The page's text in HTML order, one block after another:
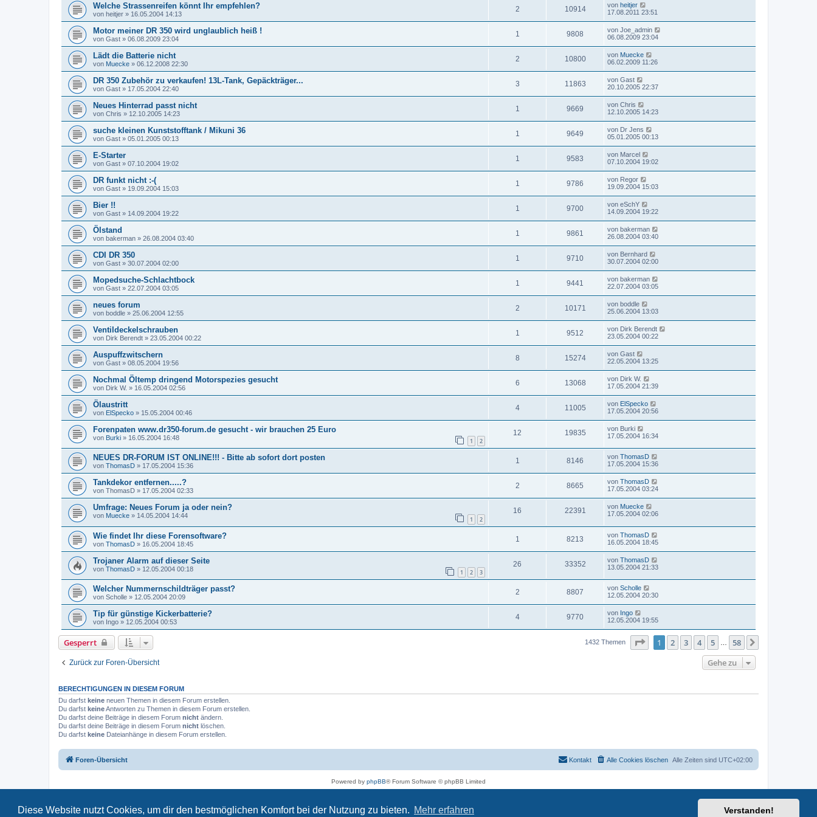
Diese Website nutzt Cookies, um dir den bestmöglichen Komfort bei der Nutzung zu bieten. Mehr erfahren Verstanden!
Welche Strassenreifen könnt Ihr empfehlen?
von heitjer » 16.05.2004 14:13
2 10914 von heitjer
17.08.2011 23:51
Motor meiner DR 350 wird unglaublich heiß !
von Gast » 06.08.2009 23:04
1 9808 von Joe_admin
06.08.2009 23:04
Lädt die Batterie nicht
von Muecke » 06.12.2008 22:30
2 10800 von Muecke
06.02.2009 11:26
DR 350 Zubehör zu verkaufen! 13L-Tank, Gepäckträger...
von Gast » 17.05.2004 22:40
3 11863 von Gast
20.10.2005 22:37
Neues Hinterrad passt nicht
von Chris » 12.10.2005 14:23
1 9669 von Chris
12.10.2005 14:23
suche kleinen Kunststofftank / Mikuni 36
von Gast » 05.01.2005 00:13
1 9649 von Dr Jens
05.01.2005 00:13
E-Starter
von Gast » 07.10.2004 19:02
1 9583 von Marcel
07.10.2004 19:02
DR funkt nicht :-(
von Gast » 19.09.2004 15:03
1 9786 von Regor
19.09.2004 15:03
Bier !!
von Gast » 14.09.2004 19:22
1 9700 von eSchY
14.09.2004 19:22
Ölstand
von bakerman » 26.08.2004 03:40
1 9861 von bakerman
26.08.2004 03:40
CDI DR 350
von Gast » 30.07.2004 02:00
1 9710 von Bernhard
30.07.2004 02:00
Mopedsuche-Schlachtbock
von Gast » 22.07.2004 03:05
1 9441 von bakerman
22.07.2004 03:05
neues forum
von boddle » 25.06.2004 12:55
2 10171 von boddle
25.06.2004 13:03
Ventildeckelschrauben
von Dirk Berendt » 23.05.2004 00:22
1 9512 von Dirk Berendt
23.05.2004 00:22
Auspuffzwitschern
von Gast » 08.05.2004 19:56
8 15274 von Gast
22.05.2004 13:25
Nochmal Öltemp dringend Motorspezies gesucht
von Dirk W. » 16.05.2004 02:56
6 13068 von Dirk W.
17.05.2004 21:39
Ölaustritt
von ElSpecko » 15.05.2004 00:46
4 11005 von ElSpecko
17.05.2004 20:56
Forenpaten www.dr350-forum.de gesucht - wir brauchen 25 Euro
von Burki » 16.05.2004 16:48 1 2
12 19835 von Burki
17.05.2004 16:34
NEUES DR-FORUM IST ONLINE!!! - Bitte ab sofort dort posten
von ThomasD » 17.05.2004 15:36
1 8146 von ThomasD
17.05.2004 15:36
Tankdekor entfernen.....?
von ThomasD » 17.05.2004 02:33
2 8665 von ThomasD
17.05.2004 03:24
Umfrage: Neues Forum ja oder nein?
von Muecke » 14.05.2004 14:44 1 2
16 22391 von Muecke
17.05.2004 02:06
Wie findet Ihr diese Forensoftware?
von ThomasD » 16.05.2004 18:45
1 8213 von ThomasD
16.05.2004 18:45
Trojaner Alarm auf dieser Seite
von ThomasD » 12.05.2004 00:18 1 2 3
26 33352 von ThomasD
13.05.2004 21:33
Welcher Nummernschildträger passt?
von Scholle » 12.05.2004 20:09
2 8807 von Scholle
12.05.2004 20:30
Tip für günstige Kickerbatterie?
von Ingo » 12.05.2004 00:53
4 9770 von Ingo
12.05.2004 19:55
Gesperrt 1432 Themen Seite von58
1 2 3 4 5 … 58
Zurück zur Foren-Übersicht Gehe zu
BERECHTIGUNGEN IN DIESEM FORUM
Du darfst keine neuen Themen in diesem Forum erstellen.
Du darfst keineAntworten zu Themen in diesem Forum erstellen.
Du darfst deine Beiträge in diesem Forum nicht ändern.
Du darfst deine Beiträge in diesem Forum nicht löschen.
Du darfst keine Dateianhänge in diesem Forum erstellen.
Foren-Übersicht Alle Zeiten sind UTC+02:00
Alle Cookies löschen
Kontakt
Powered by phpBB® Forum Software © phpBB Limited